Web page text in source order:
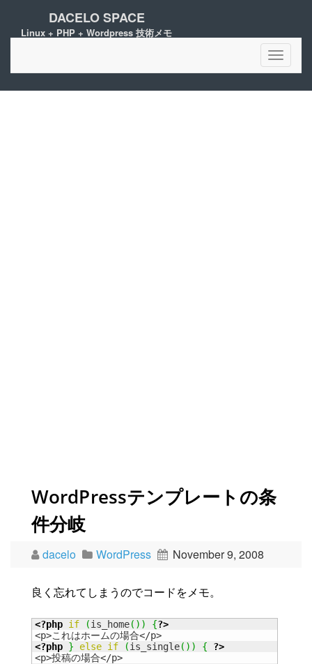
DACELO SPACE
Linux + PHP + Wordpress 技術メモ
WordPressテンプレートの条
件分岐
dacelo WordPress November 9, 2008
良く忘れてしまうのでコードをメモ。
<?php if (is_home( ) ) {?>
<?php } else if (is_single( ) ) {
?>